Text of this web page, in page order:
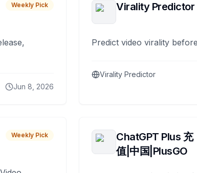
Weekly Pick
Jun 8, 2026
Virality Predictor
Predict video virality
Virality Predictor
Weekly Pick
ChatGPT Plus 充
值|中国|PlusGO